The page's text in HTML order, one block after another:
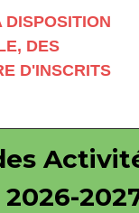
DISPOSITION
DES
D'INSCRITS